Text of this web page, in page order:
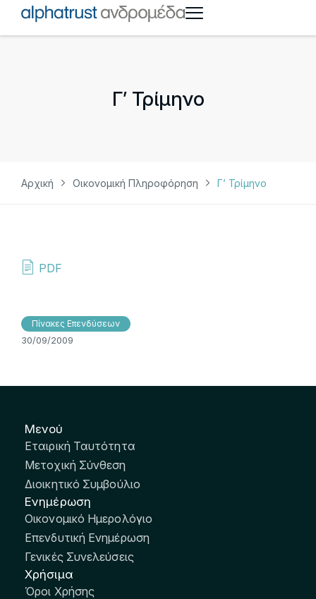
Γ’ Τρίμηνο
Αρχική Οικονομική Πληροφόρηση Γ’ Τρίμηνο
PDF
Πίνακες Επενδύσεων
30/09/2009
Μενού
Εταιρική Ταυτότητα
Μετοχική Σύνθεση
Διοικητικό Συμβούλιο
Ενημέρωση
Οικονομικό Ημερολόγιο
Επενδυτική Ενημέρωση
Γενικές Συνελεύσεις
Χρήσιμα
Όροι Χρήσης